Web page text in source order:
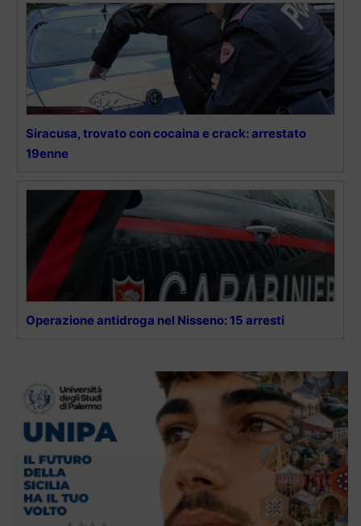
Siracusa, trovato con cocaina e crack: arrestato
19enne
Operazione antidroga nel Nisseno: 15 arresti